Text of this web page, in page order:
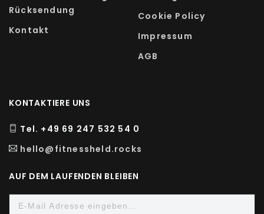
Rücksendung
Kontakt
Cookie Policy
Impressum
AGB
KONTAKTIERE UNS
Tel. +49 69 247 532 54 0
hello@fitnessheld.rocks
AUF DEM LAUFENDEN BLEIBEN